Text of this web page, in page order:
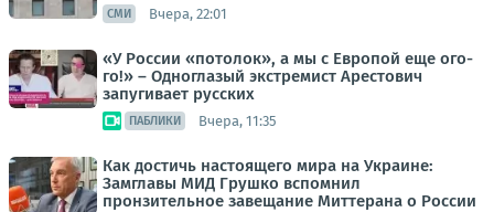
СМИ Вчера, 22:01
«У России «потолок», а мы с Европой еще ого-
го!» – Одноглазый экстремист Арестович
запугивает русских
ПАБЛИКИ Вчера, 11:35
Как достичь настоящего мира на Украине:
Замглавы МИД Грушко вспомнил
пронзительное завещание Миттерана о России